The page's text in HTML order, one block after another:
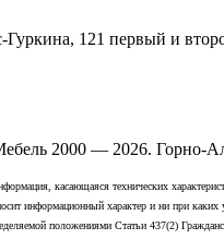
Гуркина, 121 ​первый и
2000 — 2026. Горно-
касающаяся технических
информационный характер и ни при каких
положениями Статьи 437(2)